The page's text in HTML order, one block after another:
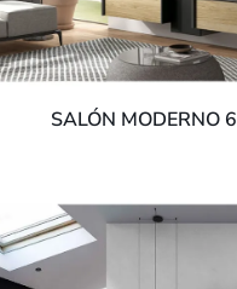
SALÓN MODERNO 6